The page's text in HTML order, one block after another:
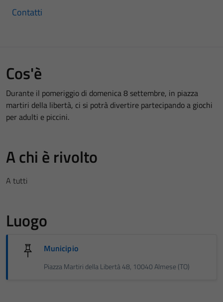
Contatti
Cos'è
Durante il pomeriggio di domenica 8 settembre, in piazza
martiri della libertà, ci si potrà divertire partecipando a giochi
per adulti e piccini.
A chi è rivolto
A tutti
Luogo
Municipio
Piazza Martiri della Libertà 48, 10040 Almese (TO)